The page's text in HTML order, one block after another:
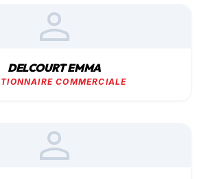
person
DELCOURT EMMA
COMMERCIALE
person